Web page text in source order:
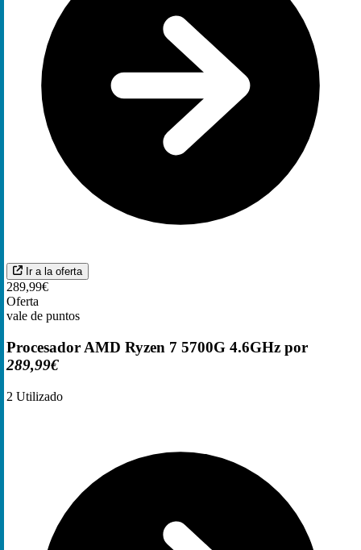
Ir a la oferta
289,99€
Oferta
vale de puntos
Procesador AMD Ryzen 7 5700G 4.6GHz por
289,99€
2 Utilizado